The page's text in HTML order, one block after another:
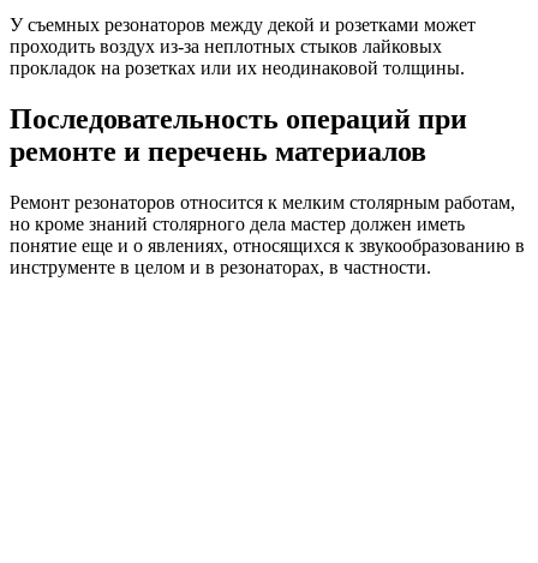
У съемных резонаторов между декой и розетками может
проходить воздух из-за неплотных стыков лайковых
прокладок на розетках или их неодинаковой толщины.
Последовательность операций при
ремонте и перечень материалов
Ремонт резонаторов относится к мелким столярным работам,
но кроме знаний столярного дела мастер должен иметь
понятие еще и о явлениях, относящихся к звукообразованию в
инструменте в целом и в резонаторах, в частности.